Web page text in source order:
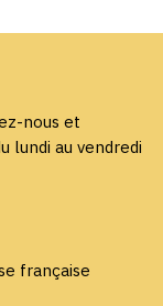
nous et
lundi au vendredi
française